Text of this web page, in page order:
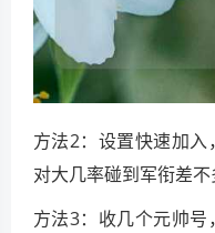
方法2：设置快速加
对大几率碰到军衔差不
方法3：收几个元帅号